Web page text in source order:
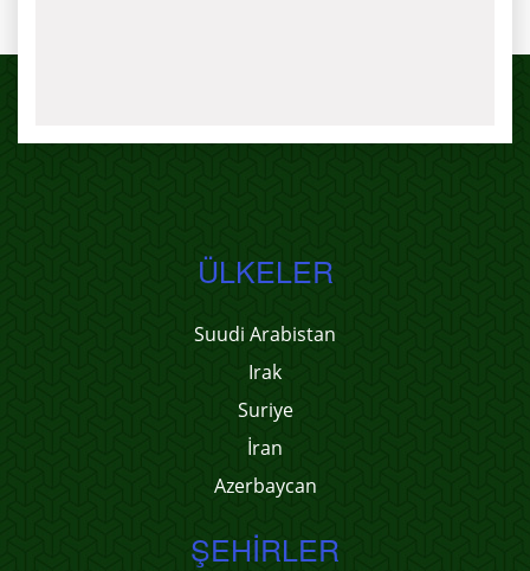
ÜLKELER
Suudi Arabistan
Irak
Suriye
İran
Azerbaycan
ŞEHIRLER